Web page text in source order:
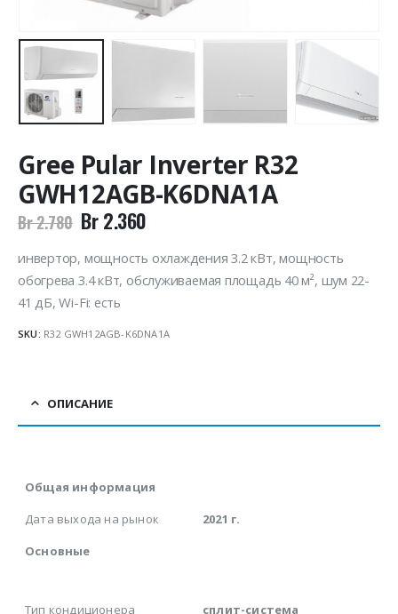
Gree Pular Inverter R32
GWH12AGB-K6DNA1A
Br2.780 Br2.360
инвертор, мощность охлаждения 3.2 кВт, мощность
обогрева 3.4 кВт, обслуживаемая площадь 40 м², шум 22-
41 дБ, Wi-Fi: есть
SKU: R32 GWH12AGB-K6DNA1A
ОПИСАНИЕ
Общая информация
Дата выхода на рынок
2021 г.
Основные
Тип кондиционера сплит-система